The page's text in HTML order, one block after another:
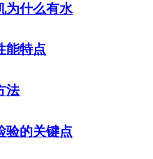
为什么有水
能特点
法
验的关键点